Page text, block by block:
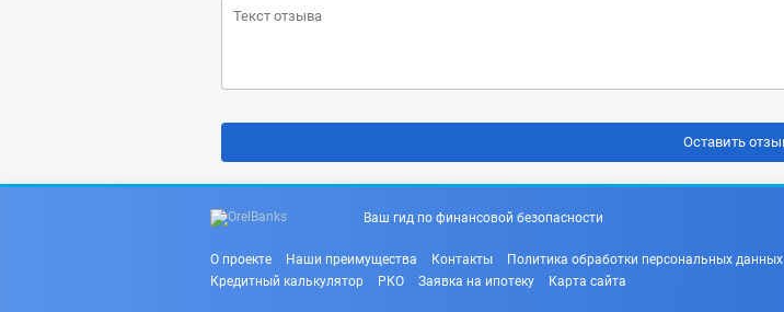
Ваш гид по финансовой безопасности
О проекте Наши преимущества Контакты Политика обработки персональных данных
Кредитный калькулятор
РКО Заявка на ипотеку Карта сайта